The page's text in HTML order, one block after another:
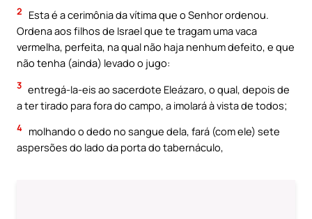
2
Esta é a cerimônia da vítima que o Senhor ordenou.
Ordena aos filhos de Israel que te tragam uma vaca
vermelha, perfeita, na qual não haja nenhum defeito, e que
não tenha (ainda) levado o jugo:
3 entregá-Ia-eis ao sacerdote Eleázaro, o qual, depois de
a ter tirado para fora do campo, a imolará à vista de todos;
4 molhando o dedo no sangue dela, fará (com ele) sete
aspersões do lado da porta do tabernáculo,